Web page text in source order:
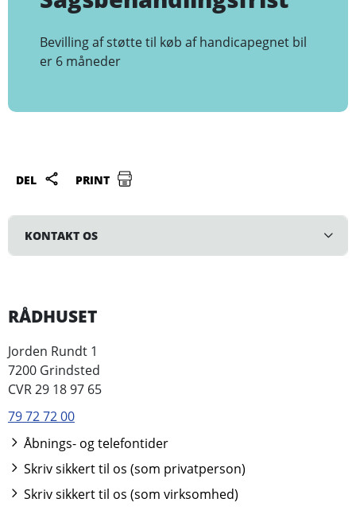
Bevilling af støtte til køb af handicapegnet bil
er 6 måneder
DEL PRINT
KONTAKT OS
RÅDHUSET
Jorden Rundt 1
7200 Grindsted
CVR 29 18 97 65
79 72 72 00
Åbnings- og telefontider
Skriv sikkert til os (som privatperson)
Skriv sikkert til os (som virksomhed)